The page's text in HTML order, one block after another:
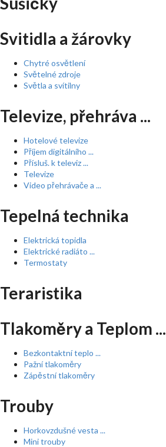
Svitidla a žárovky
Chytré osvětlení
Světelné zdroje
Světla a svítilny
Televize, přehráva ...
Hotelové televize
Příjem digitálního ...
Přísluš. k televiz ...
Televize
Video přehrávače a ...
Tepelná technika
Elektrická topidla
Elektrické radiáto ...
Termostaty
Teraristika
Tlakoměry a Teplom ...
Bezkontaktní teplo ...
Pažní tlakoměry
Zápěstní tlakoměry
Trouby
Horkovzdušné vesta ...
Mini trouby